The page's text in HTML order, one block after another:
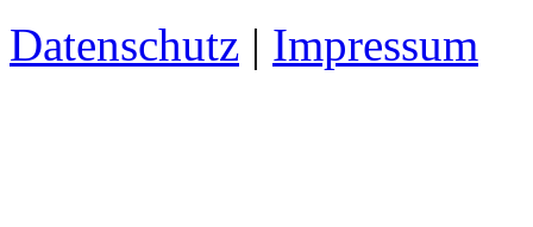
Datenschutz | Impressum